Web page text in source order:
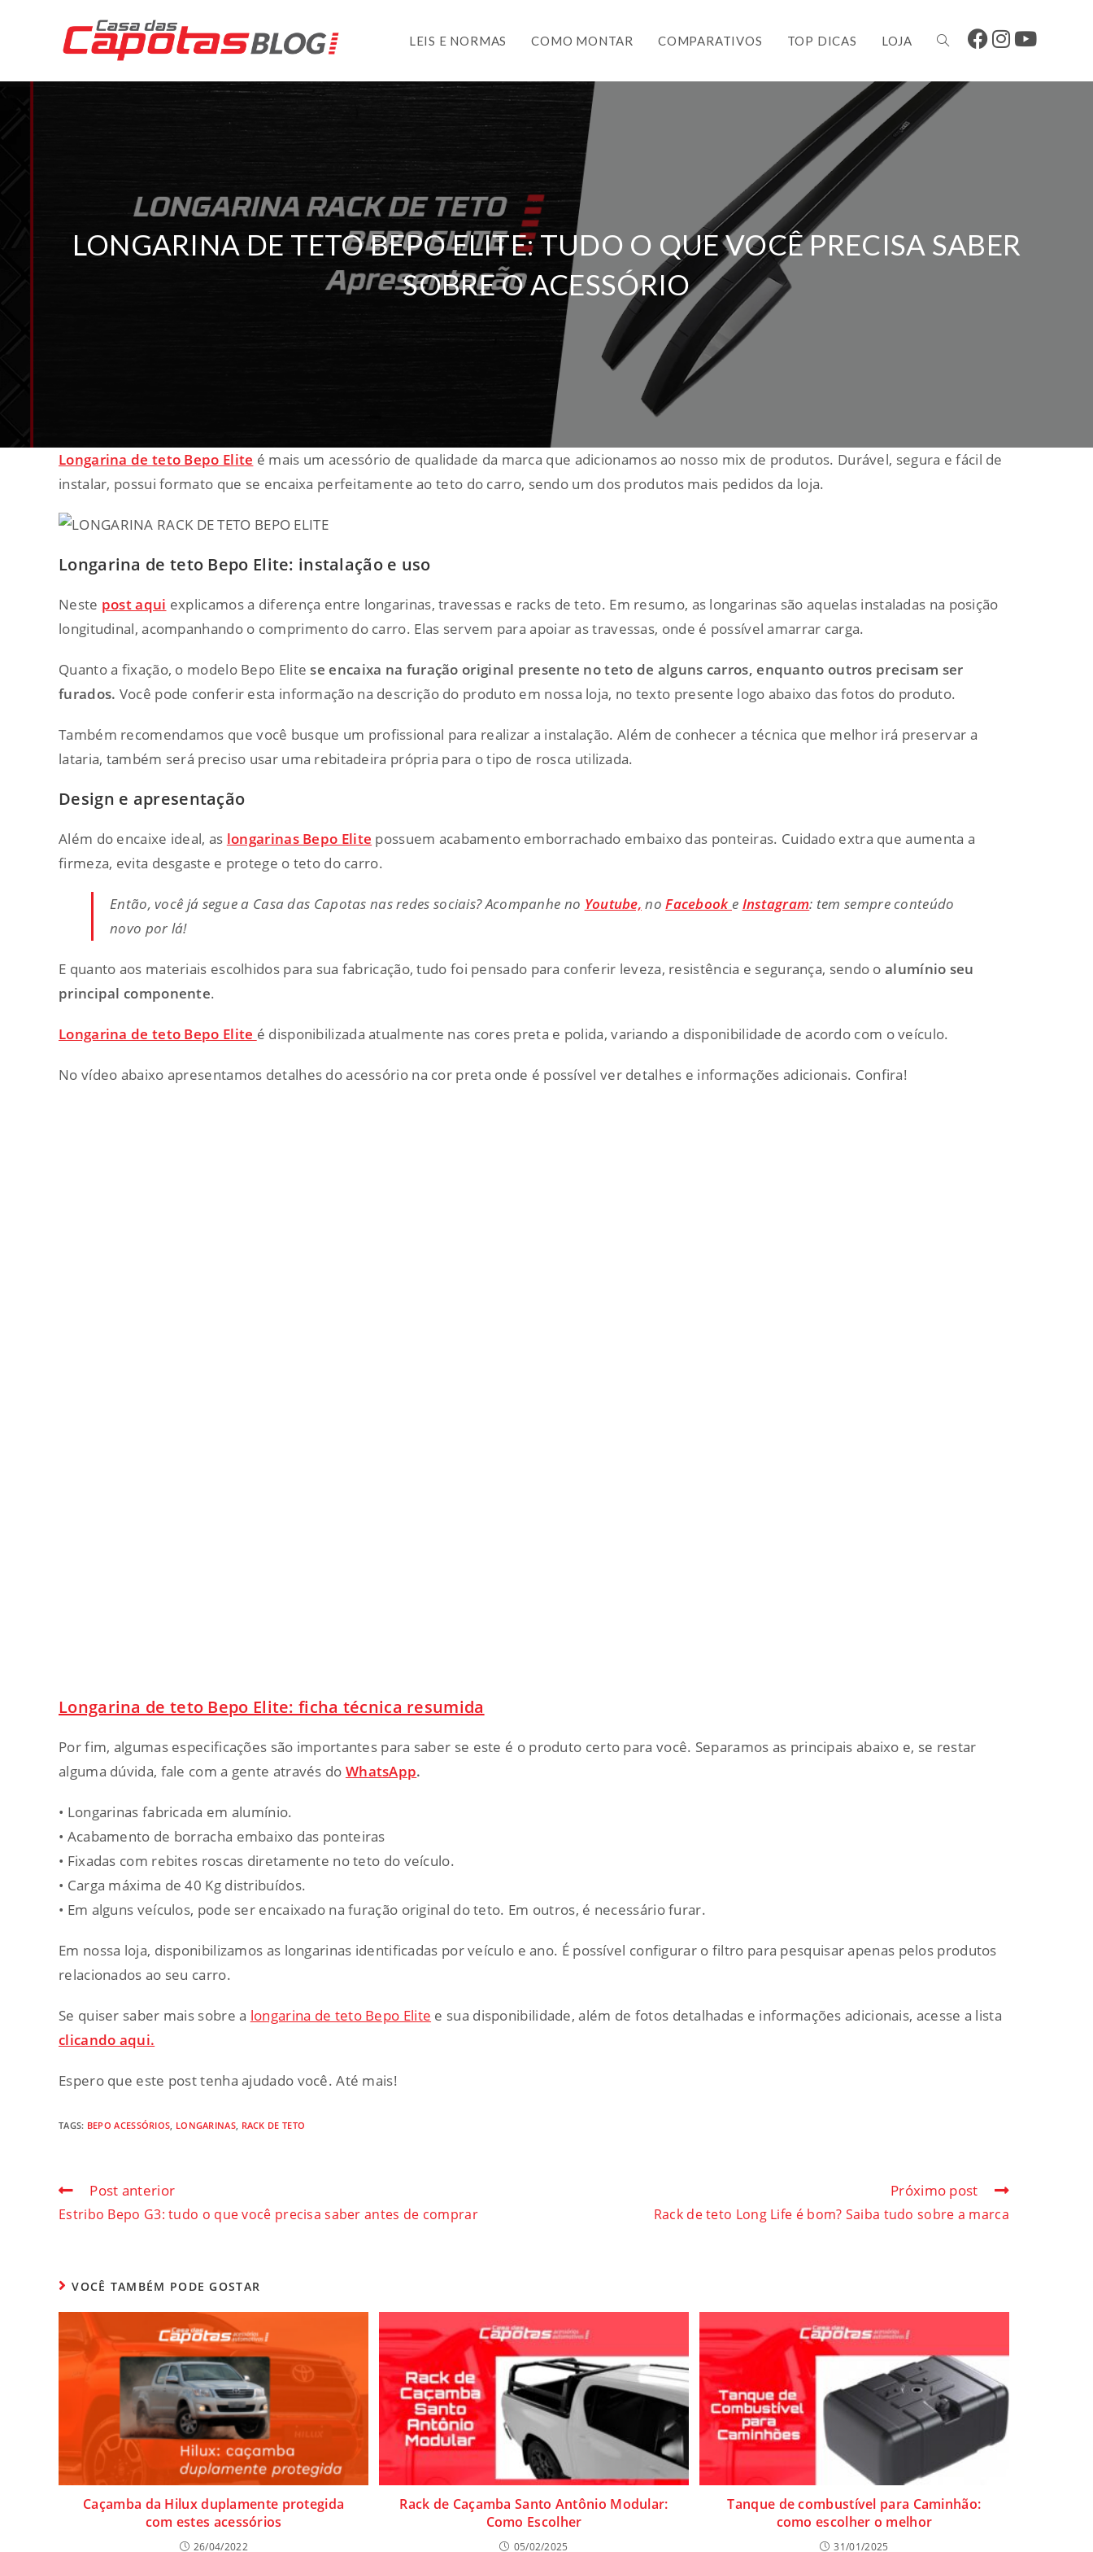
LEIS E NORMAS COMO MONTAR COMPARATIVOS TOP DICAS LOJA
LONGARINA DE TETO BEPO ELITE: TUDO O QUE VOCÊ PRECISA SABER
SOBRE O ACESSÓRIO
Longarina de teto Bepo Elite é mais um acessório de qualidade da marca que adicionamos ao nosso mix de produtos. Durável, segura e fácil de
instalar, possui formato que se encaixa perfeitamente ao teto do carro, sendo um dos produtos mais pedidos da loja.
Longarina de teto Bepo Elite: instalação e uso
Neste post aqui explicamos a diferença entre longarinas, travessas e racks de teto. Em resumo, as longarinas são aquelas instaladas na posição
longitudinal, acompanhando o comprimento do carro. Elas servem para apoiar as travessas, onde é possível amarrar carga.
Quanto a fixação, o modelo Bepo Elitese encaixa na furação original presente no teto de alguns carros, enquanto outros precisam ser
furados. Você pode conferir esta informação na descrição do produto em nossa loja, no texto presente logo abaixo das fotos do produto.
Também recomendamos que você busque um profissional para realizar a instalação. Além de conhecer a técnica que melhor irá preservar a
lataria, também será preciso usar uma rebitadeira própria para o tipo de rosca utilizada.
Design e apresentação
Além do encaixe ideal, as longarinas Bepo Elite possuem acabamento emborrachado embaixo das ponteiras. Cuidado extra que aumenta a
firmeza, evita desgaste e protege o teto do carro.
Então, você já segue a Casa das Capotas nas redes sociais? Acompanhe no Youtube, noFacebooke Instagram: tem sempre conteúdo
novo por lá!
E quanto aos materiais escolhidos para sua fabricação, tudo foi pensado para conferir leveza, resistência e segurança, sendo oalumínio seu
principal componente.
Longarina de teto Bepo Elite é disponibilizada atualmente nas cores preta e polida, variando a disponibilidade de acordo com o veículo.
No vídeo abaixo apresentamos detalhes do acessório na cor preta onde é possível ver detalhes e informações adicionais. Confira!
Longarina de teto Bepo Elite: ficha técnica resumida
Por fim, algumas especificações são importantes para saber se este é o produto certo para você. Separamos as principais abaixo e, se restar
alguma dúvida, fale com a gente através do WhatsApp.
• Longarinas fabricada em alumínio.
• Acabamento de borracha embaixo das ponteiras
• Fixadas com rebites roscas diretamente no teto do veículo.
• Carga máxima de 40 Kg distribuídos.
• Em alguns veículos, pode ser encaixado na furação original do teto. Em outros, é necessário furar.
Em nossa loja, disponibilizamos as longarinas identificadas por veículo e ano. É possível configurar o filtro para pesquisar apenas pelos produtos
relacionados ao seu carro.
Se quiser saber mais sobre a longarina de teto Bepo Elite e sua disponibilidade, além de fotos detalhadas e informações adicionais, acesse a lista
clicando aqui.
Espero que este post tenha ajudado você. Até mais!
TAGS: BEPO ACESSÓRIOS LONGARINAS, RACK DE TETO
Post anterior
Estribo Bepo G3: tudo o que você precisa saber antes de comprar
Próximo post
Rack de teto Long Life é bom? Saiba tudo sobre a marca
VOCÊ TAMBÉM PODE GOSTAR
Caçamba da Hilux duplamente protegida
com estes acessórios
26/04/2022
Rack de Caçamba Santo Antônio Modular:
Como Escolher
05/02/2025
Tanque de combustível para Caminhão:
como escolher o melhor
31/01/2025